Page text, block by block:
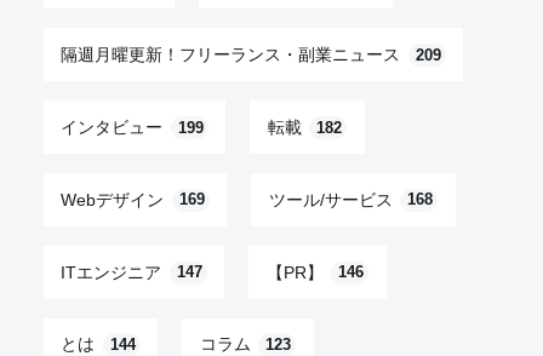
隔週月曜更新！フリーランス・副業ニュース 209
インタビュー 199 転載 182
Webデザイン 169 ツール/サービス 168
ITエンジニア 147 【PR】 146
とは 144 コラム 123